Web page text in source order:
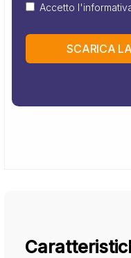
Accetto
SCARICA